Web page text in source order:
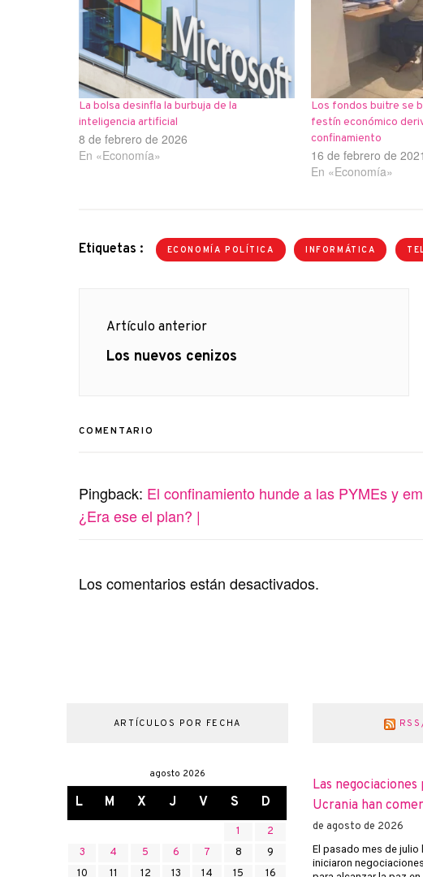
La bolsa desinfla la burbuja de la
inteligencia artificial
8 de febrero de 2026
En «Economía»
Los fondos buitre se
festín económico
confinamiento
16 de febrero de 2021
En «Economía»
Etiquetas : ECONOMÍA POLÍTICA INFORMÁTICA
Navegación
de
Artículo anterior
Artículo
Los nuevos cenizos
COMENTARIO
Pingback: El confinamiento hunde a las PYMEs y
¿Era ese el plan? |
Los comentarios están desactivados.
ARTÍCULOS POR FECHA
agosto 2026
L M X J V S D
1
2
3
4 5 6 7 8
9
10
11 12 13 14 15 16
Las negociaciones
Ucrania han
de agosto de 2026
El pasado mes de
iniciaron